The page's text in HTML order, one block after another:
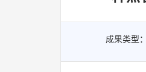
成果类型：